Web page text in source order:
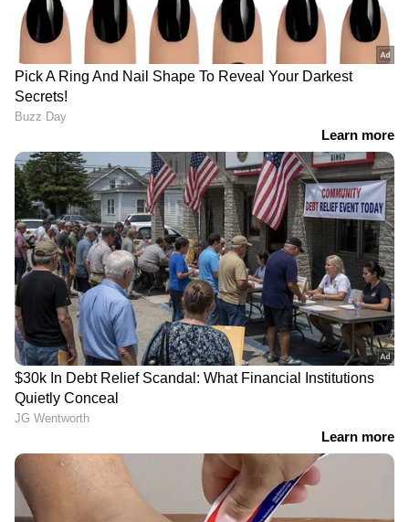
മെയ് 9- 1,11,720 രൂപ
മെയ് 10- 1,11,720 രൂപ
മെയ് 11- രാവിലെ 1,11,560 രൂപ| വൈകീട്ട് 1,12,520
രൂപ
മെയ് 12- 1,12,920 രൂപ
മെയ് 13- രാവിലെ 1,23,220 രൂപ ( ഈ മാസത്തെ
ഏറ്റവും ഉയർന്ന വില)| ഉച്ചയ്ക്ക് 1,18,800 രൂപ
മെയ് 14- 1,19,040 രൂപ
മെയ് 15- രാവിലെ 1,17,400 രൂപ| ഉച്ചയ്ക്ക് 1,15,600
രൂപ